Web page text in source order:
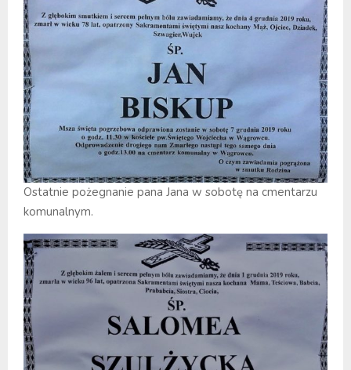
Ostatnie pożegnanie pana Jana w sobotę na cmentarzu
komunalnym.